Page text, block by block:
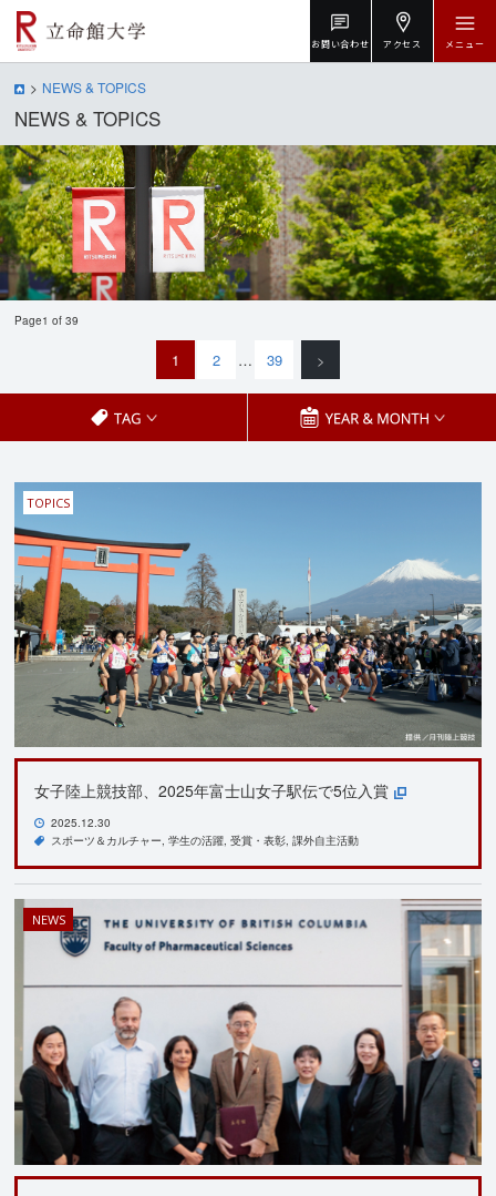
お問い合わせ アクセス メニュー
NEWS & TOPICS
NEWS & TOPICS
Page1 of 39
1 2 … 39 >
TOPICS
女子陸上競技部、2025年富士山女子駅伝で5位入賞
2025.12.30
スポーツ＆カルチャー 学生の活躍 受賞・表彰 課外自主活動
NEWS